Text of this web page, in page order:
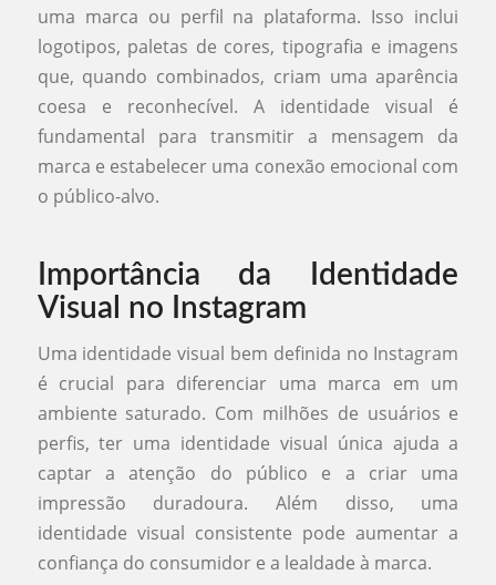
uma marca ou perfil na plataforma. Isso inclui
logotipos, paletas de cores, tipografia e imagens
que, quando combinados, criam uma aparência
coesa e reconhecível. A identidade visual é
fundamental para transmitir a mensagem da
marca e estabelecer uma conexão emocional com
o público-alvo.
Importância da Identidade
Visual no Instagram
Uma identidade visual bem definida no Instagram
é crucial para diferenciar uma marca em um
ambiente saturado. Com milhões de usuários e
perfis, ter uma identidade visual única ajuda a
captar a atenção do público e a criar uma
impressão duradoura. Além disso, uma
identidade visual consistente pode aumentar a
confiança do consumidor e a lealdade à marca.